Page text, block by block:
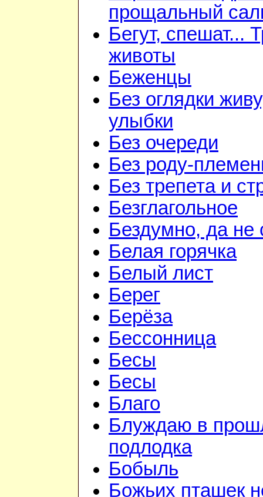
прощальный
Бегут, спешат...
животы
Беженцы
Без оглядки
улыбки
Без очереди
Без роду-
Без трепета и
Безглагольное
Бездумно, да не
Белая горячка
Белый лист
Берег
Берёза
Бессонница
Бесы
Бесы
Благо
Блуждаю в
подлодка
Бобыль
Божьих пташек